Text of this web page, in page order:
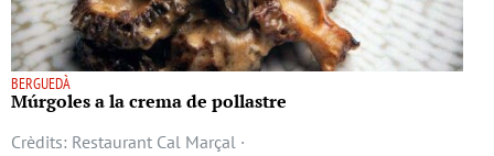
BERGUEDÀ
Múrgoles a la crema de pollastre
Crèdits: Restaurant Cal Marçal ·